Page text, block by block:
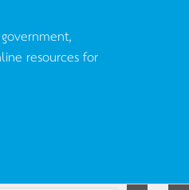
resources for